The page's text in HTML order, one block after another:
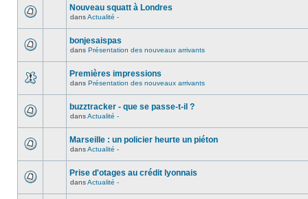
Nouveau squatt à Londres
dansActualité -
bonjesaispas
dans Présentation des nouveaux arrivants
Premières impressions
dans Présentation des nouveaux arrivants
buzztracker - que se passe-t-il ?
dansActualité -
Marseille : un policier heurte un piéton
dansActualité -
Prise d'otages au crédit lyonnais
dansActualité -